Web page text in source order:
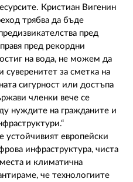
Кристиан Вигенин
трябва да бъде
пред
пред рекордни
на вода, не можем да
суверенитет за сметка на
сигурност или достъпа
членки вече се
нуждите на гражданите и
устойчивият европейски
инфраструктура, чиста
и климатична
че технологиите